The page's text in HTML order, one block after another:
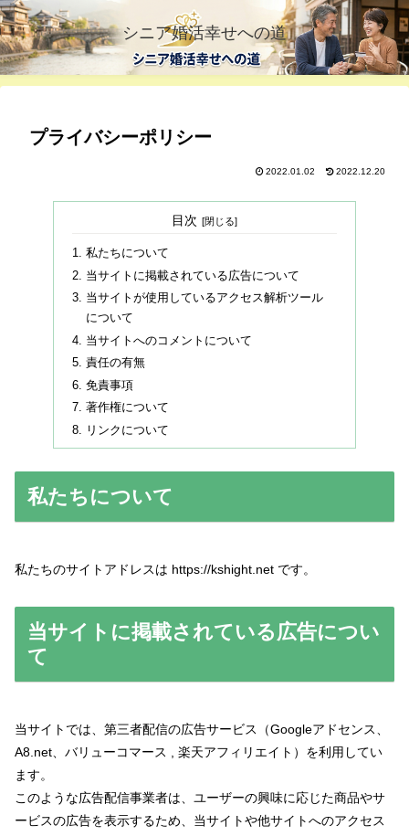
シニア婚活幸せへの道
プライバシーポリシー
2022.01.02 2022.12.20
目次
私たちについて
当サイトに掲載されている広告について
当サイトが使用しているアクセス解析ツール
について
当サイトへのコメントについて
責任の有無
免責事項
著作権について
リンクについて
私たちについて
私たちのサイトアドレスは https://kshight.net です。
当サイトに掲載されている広告につい
て
当サイトでは、第三者配信の広告サービス（Googleアドセンス、
A8.net、バリューコマース , 楽天アフィリエイト）を利用してい
ます。
このような広告配信事業者は、ユーザーの興味に応じた商品やサ
ービスの広告を表示するため、当サイトや他サイトへのアクセス